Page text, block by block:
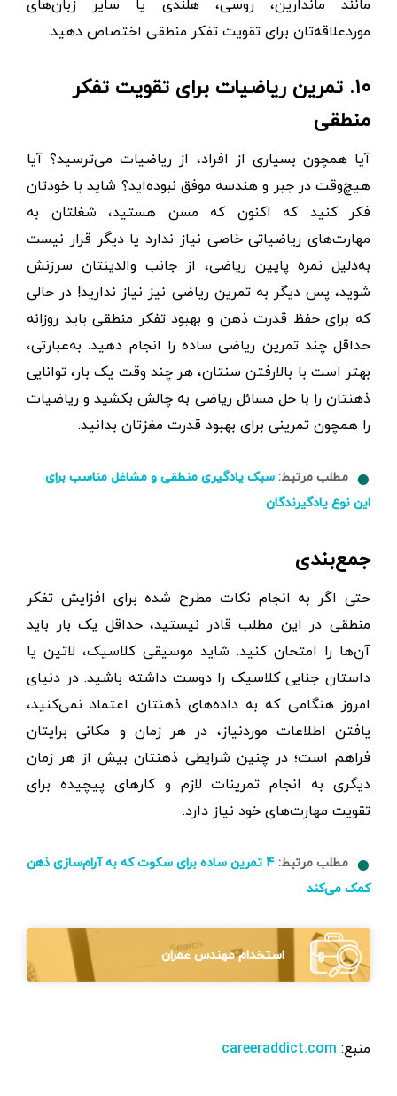
موردعلاقه‌تان برای تقویت تفکر منطقی اختصاص دهید.
۱۰. تمرین ریاضیات برای تقویت تفکر
منطقی
آیا همچون بسیاری از افراد، از ریاضیات می‌ترسید؟ آیا
هیچ‌وقت در جبر و هندسه موفق نبوده‌اید؟ شاید با خودتان
فکر کنید که اکنون که مسن هستید، شغلتان به
مهارت‌های ریاضیاتی خاصی نیاز ندارد یا دیگر قرار نیست
به‌دلیل نمره پایین ریاضی، از جانب والدینتان سرزنش
شوید، پس دیگر به تمرین ریاضی نیز نیاز ندارید! در حالی
که برای حفظ قدرت ذهن و بهبود تفکر منطقی باید روزانه
حداقل چند تمرین ریاضی ساده را انجام دهید. به‌عبارتی،
بهتر است با بالارفتن سنتان، هر چند وقت یک ‌بار، توانایی
ذهنتان را با حل مسائل ریاضی به‌ چالش بکشید و ریاضیات
را همچون تمرینی برای بهبود قدرت مغزتان بدانید.
مطلب مرتبط: سبک یادگیری منطقی و مشاغل مناسب برای
این نوع یادگیرندگان
جمع‌بندی
حتی اگر به انجام نکات مطرح‌ شده برای افزایش تفکر
منطقی در این مطلب قادر نیستید، حداقل یک‌ بار باید
آن‌ها را امتحان کنید. شاید موسیقی کلاسیک، لاتین یا
داستان جنایی کلاسیک را دوست داشته باشید. در دنیای
امروز هنگامی که به داده‌های ذهنتان اعتماد نمی‌کنید،
یافتن اطلاعات موردنیاز، در هر زمان و مکانی برایتان
فراهم است؛ در چنین شرایطی ذهنتان بیش از هر زمان
دیگری به انجام تمرینات لازم و کارهای پیچیده برای
تقویت مهارت‌های خود نیاز دارد.
مطلب مرتبط:
۴ تمرین ساده برای سکوت که به آرام‌سازی ذهن
کمک می‌کند
استخدام مهندس عمران
منبع: careeraddict.com